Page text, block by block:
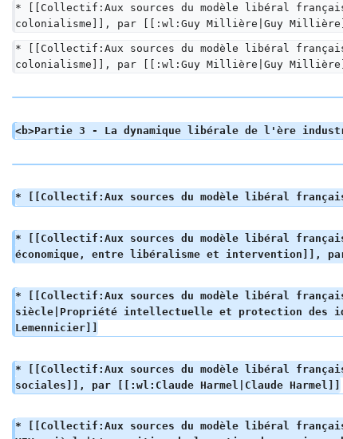
* [[Collectif:Aux sources du modèle libéral
colonialisme]], par [[:wl:Guy Millière|Guy
* [[Collectif:Aux sources du modèle libéral
colonialisme]], par [[:wl:Guy Millière|Guy
<b>Partie 3 - La dynamique libérale de l'ère
* [[Collectif:Aux sources du modèle libéral
* [[Collectif:Aux sources du modèle libéral français
économique, entre libéralisme et intervention]],
* [[Collectif:Aux sources du modèle libéral
siècle|Propriété intellectuelle et protection des
Lemennicier]]
* [[Collectif:Aux sources du modèle libéral
sociales]], par [[:wl:Claude Harmel|Claude Harmel]]
* [[Collectif:Aux sources du modèle libéral